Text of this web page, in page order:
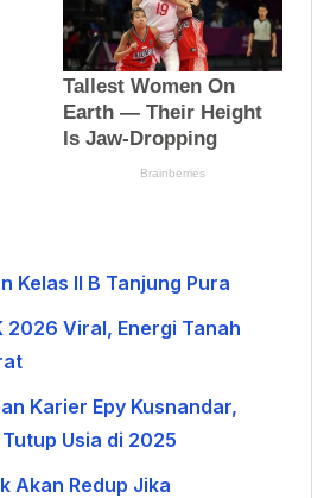
Kelas II B Tanjung Pura
2026 Viral, Energi Tanah
Karier Epy Kusnandar,
Usia di 2025
Akan Redup Jika